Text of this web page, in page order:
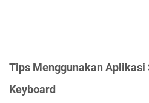
Tips Menggunakan Aplikasi
Keyboard